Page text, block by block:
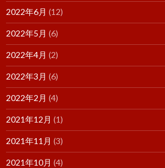
2022年6月 (12)
2022年5月 (6)
2022年4月 (2)
2022年3月 (6)
2022年2月 (4)
2021年12月 (1)
2021年11月 (3)
2021年10月 (4)